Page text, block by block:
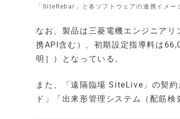
「SiteRebar」と各ソフトウェアの連携イメー
なお、製品は三菱電機エンジニア
携API含む）、初期設定指導料は
明］）となっている。
また、「遠隔臨場 SiteLive」の契
ド」「出来形管理システム（配筋検